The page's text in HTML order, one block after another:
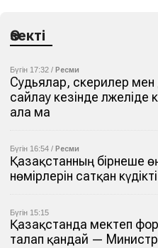
Өзекті
Бүгін 17:32 / Ресми
Судьялар, әскерилер
сайлау кезінде
ала ма
Бүгін 16:54 / Ресми
Қазақстанның бірнеше
нөмірлерін сатқан
Бүгін 15:15
Қазақстанда мектеп
талап қандай —